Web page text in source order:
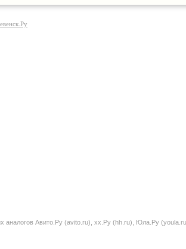
аналогов Авито.Ру (avito.ru), хх.Ру (hh.ru), Юла.Ру